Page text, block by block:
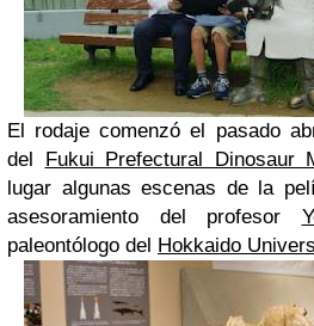
El rodaje comenzó el pasado
del Fukui Prefectural Dinosaur
lugar algunas escenas de la
asesoramiento del profesor
paleontólogo del Hokkaido